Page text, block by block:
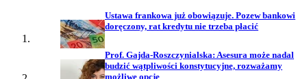
Ustawa frankowa już obowiązuje. Pozew bankowi
doręczony, rat kredytu nie trzeba płacić
Prof. Gajda-Roszczynialska: Asesura może nadal
budzić wątpliwości konstytucyjne, rozważamy
możliwe opcje